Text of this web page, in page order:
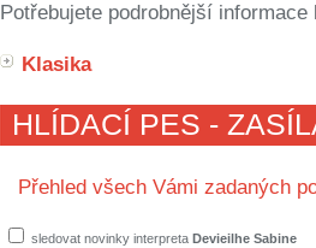
Potřebujete podrobnější
Klasika
HLÍDACÍ PES -
Přehled všech Vámi zadaných
sledovat novinky interpreta Devieilhe Sabine